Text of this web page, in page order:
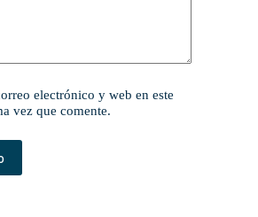
electrónico y web en este
vez que comente.